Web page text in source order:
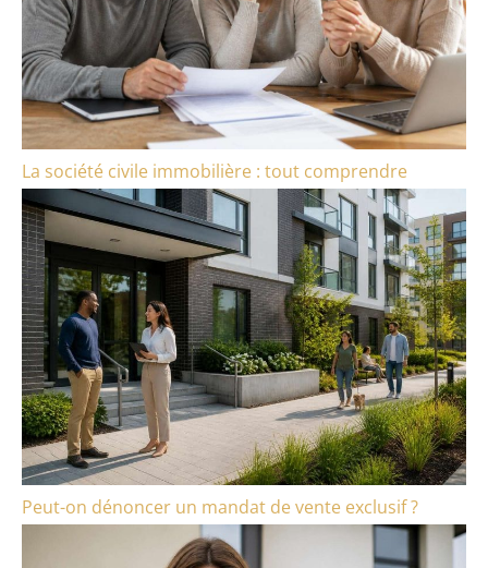
La société civile immobilière : tout comprendre
Peut-on dénoncer un mandat de vente exclusif ?